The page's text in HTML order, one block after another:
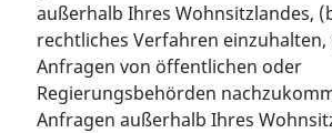
außerhalb Ihres Wohnsitzlandes,
rechtliches Verfahren einzuhalten,
Anfragen von öffentlichen oder
Regierungsbehörden
Anfragen außerhalb Ihres